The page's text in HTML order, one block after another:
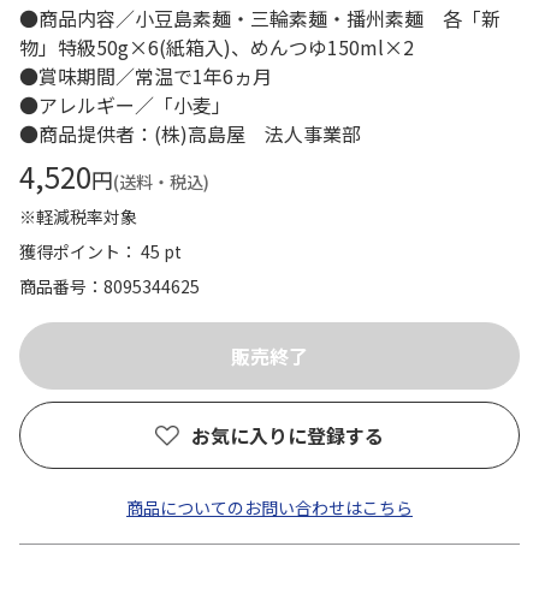
●商品内容／小豆島素麺・三輪素麺・播州素麺 各「新
物」特級50g×6(紙箱入)、めんつゆ150ml×2
●賞味期間／常温で1年6ヵ月
●アレルギー／「小麦」
●商品提供者：(株)高島屋 法人事業部
4,520円(送料・税込)
※軽減税率対象
獲得ポイント： 45 pt
商品番号
8095344625
お気に入りに登録する
商品についてのお問い合わせはこちら